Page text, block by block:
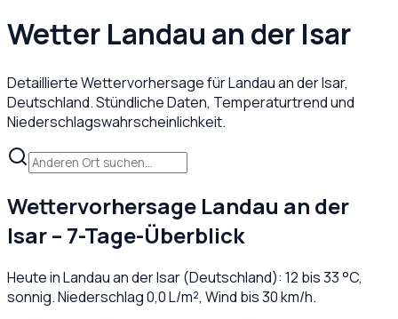
Wetter Landau an der Isar
Detaillierte Wettervorhersage fürLandau an der Isar,
Deutschland. Stündliche Daten, Temperaturtrend und
Niederschlagswahrscheinlichkeit.
Wettervorhersage Landau an der
Isar– 7-Tage-Überblick
Heute inLandau an der Isar(Deutschland): 12 bis33°C,
sonnig. Niederschlag0,0L/m², Wind bis30km/h.